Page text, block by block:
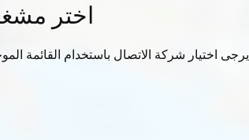
اختر
يرجى اختيار شركة الاتصال باستخدام القائمة